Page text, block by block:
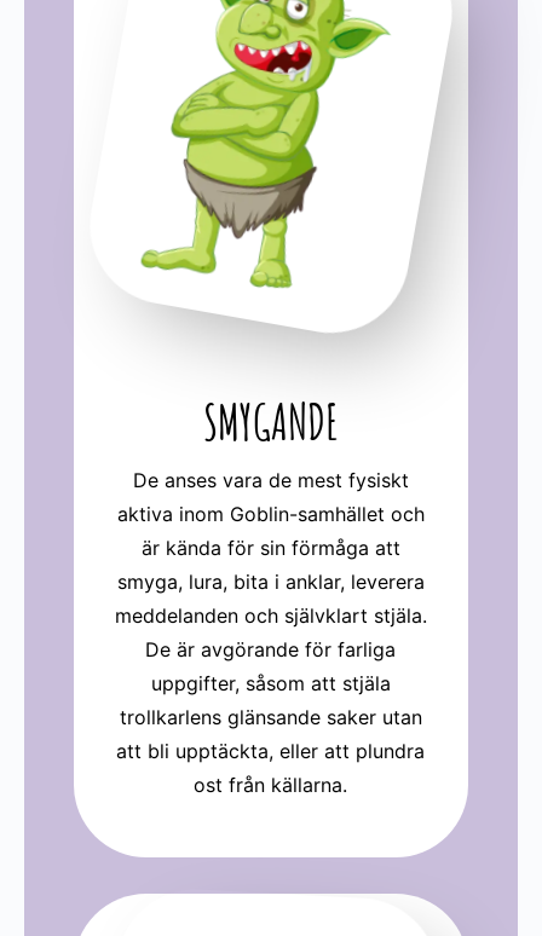
SMYGANDE
De anses vara de mest fysiskt
aktiva inom Goblin-samhället och
är kända för sin förmåga att
smyga, lura, bita i anklar, leverera
meddelanden och självklart stjäla.
De är avgörande för farliga
uppgifter, såsom att stjäla
trollkarlens glänsande saker utan
att bli upptäckta, eller att plundra
ost från källarna.